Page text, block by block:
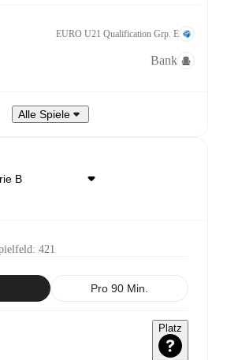
EURO U21 Qualification Grp. E
Bank
Alle Spiele
: 421
Pro 90 Min.
Platz